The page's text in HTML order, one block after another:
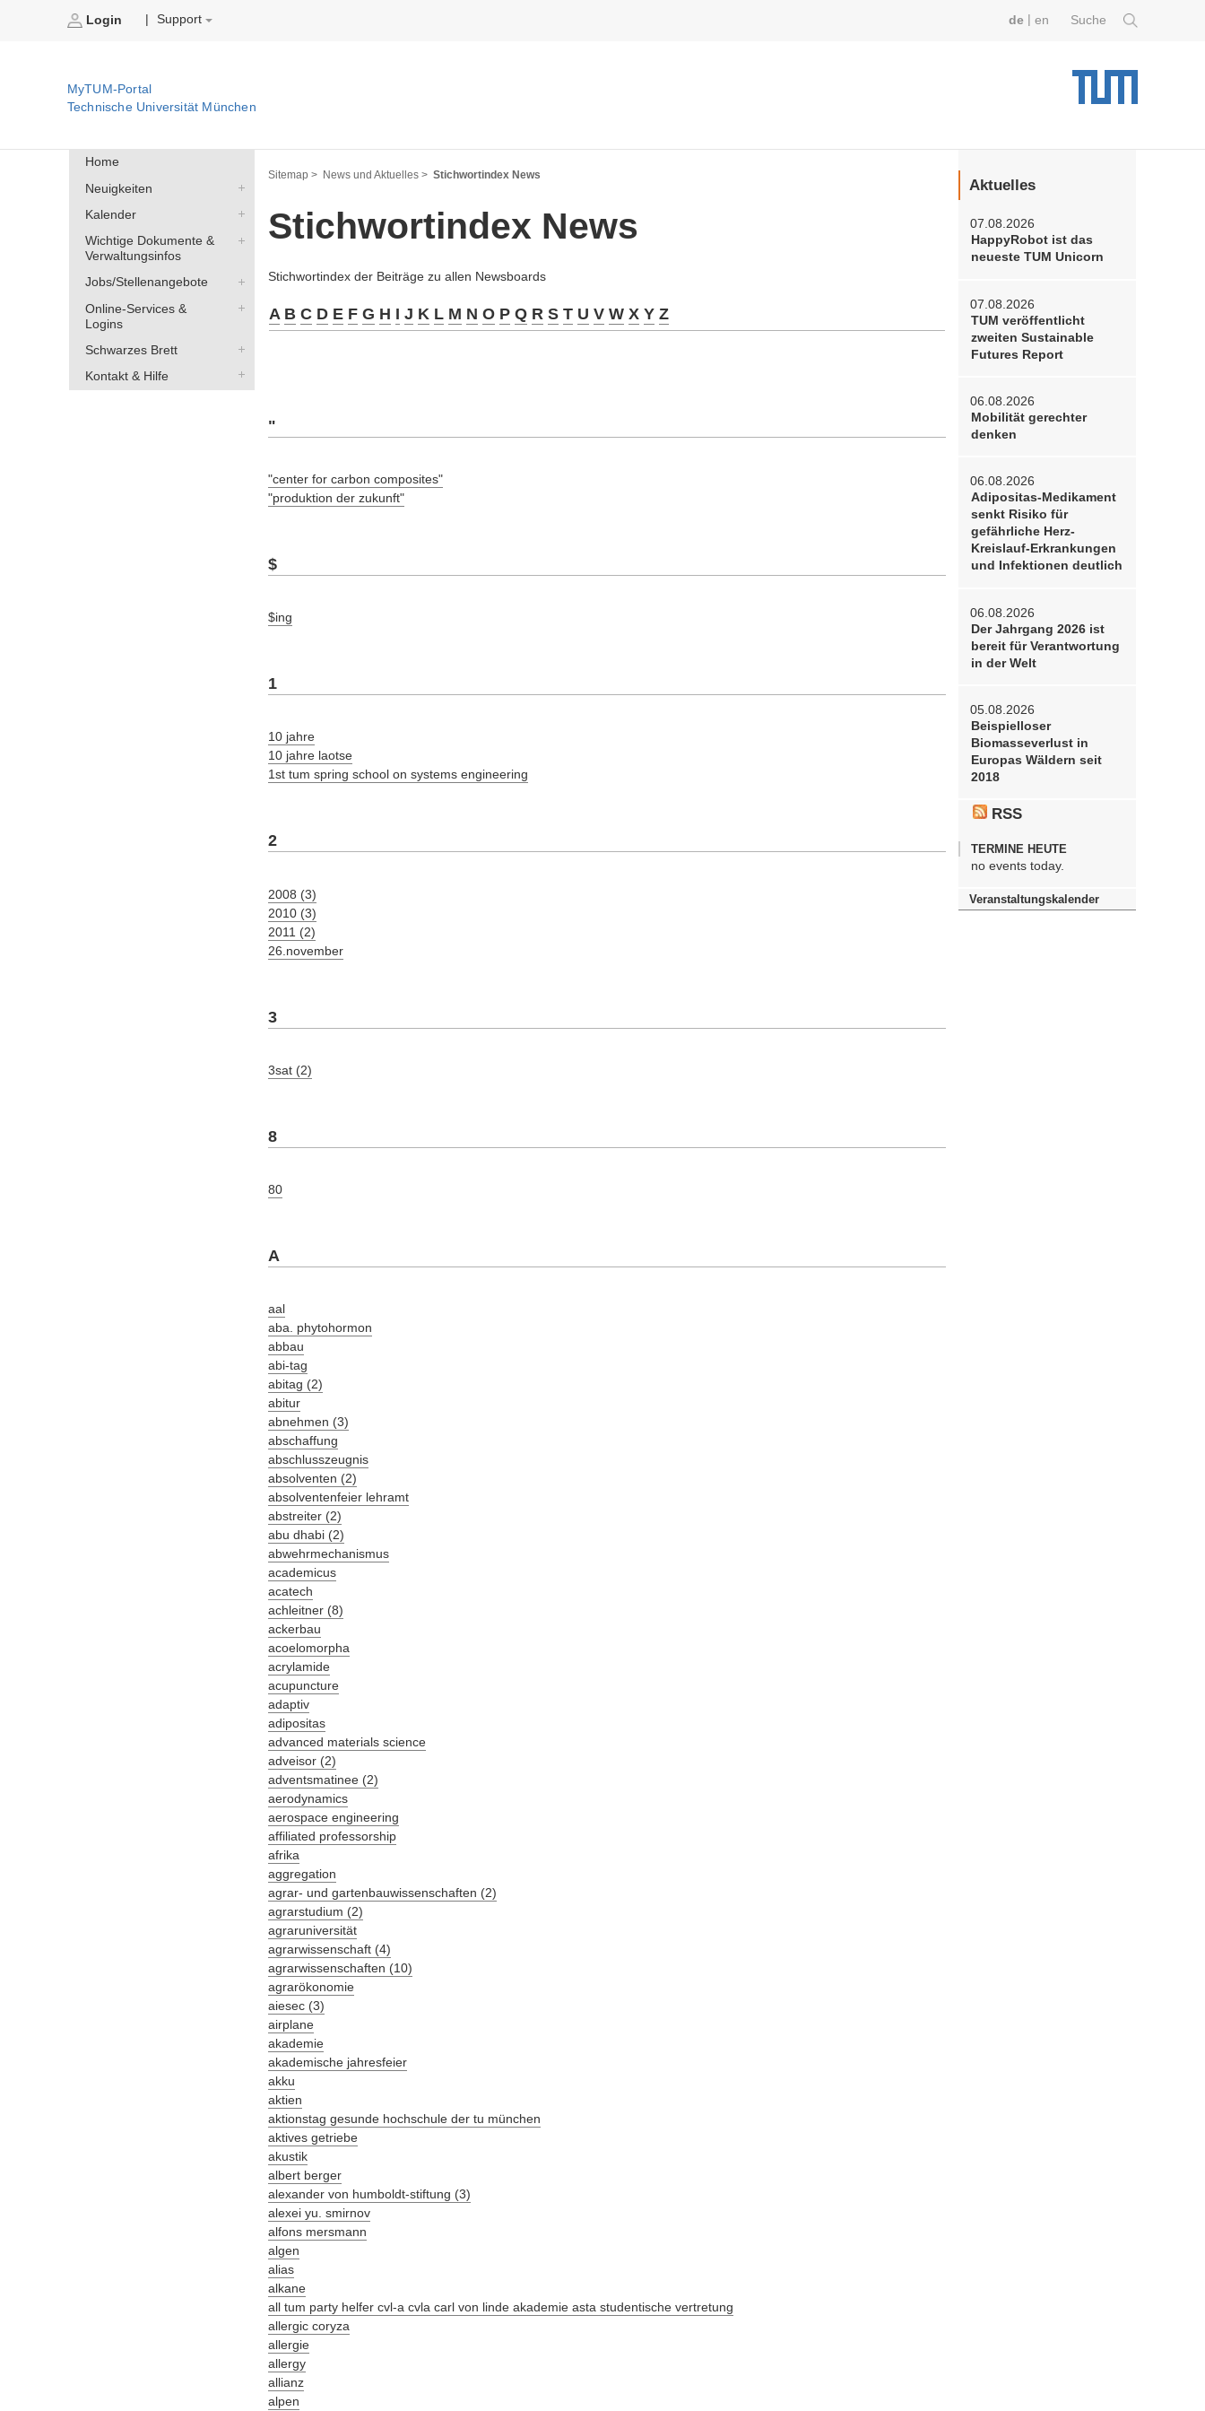
Login Support Suche
de en
MyTUM-Portal
Technische Universität München
Home
Neuigkeiten
Kalender
Wichtige Dokumente &
Verwaltungsinfos
Jobs/Stellenangebote
Online-Services &
Logins
Schwarzes Brett
Kontakt & Hilfe
Sitemap > News und Aktuelles > Stichwortindex News
Stichwortindex News
Stichwortindex der Beiträge zu allen Newsboards
A B C D E F G H I J K L M N O P Q R S T U V W X Y Z
"
"center for carbon composites"
"produktion der zukunft"
$
$ing
1
10 jahre
10 jahre laotse
1st tum spring school on systems engineering
2
2008 (3)
2010 (3)
2011 (2)
26.november
3
3sat (2)
8
80
A
aal
aba. phytohormon
abbau
abi-tag
abitag (2)
abitur
abnehmen (3)
abschaffung
abschlusszeugnis
absolventen (2)
absolventenfeier lehramt
abstreiter (2)
abu dhabi (2)
abwehrmechanismus
academicus
acatech
achleitner (8)
ackerbau
acoelomorpha
acrylamide
acupuncture
adaptiv
adipositas
advanced materials science
adveisor (2)
adventsmatinee (2)
aerodynamics
aerospace engineering
affiliated professorship
afrika
aggregation
agrar- und gartenbauwissenschaften (2)
agrarstudium (2)
agraruniversität
agrarwissenschaft (4)
agrarwissenschaften (10)
agrarökonomie
aiesec (3)
airplane
akademie
akademische jahresfeier
akku
aktien
aktionstag gesunde hochschule der tu münchen
aktives getriebe
akustik
albert berger
alexander von humboldt-stiftung (3)
alexei yu. smirnov
alfons mersmann
algen
alias
alkane
all tum party helfer cvl-a cvla carl von linde akademie asta studentische vertretung
allergic coryza
allergie
allergy
allianz
alpen
Aktuelles
07.08.2026
HappyRobot ist das
neueste TUM Unicorn
07.08.2026
TUM veröffentlicht
zweiten Sustainable
Futures Report
06.08.2026
Mobilität gerechter
denken
06.08.2026
Adipositas-Medikament
senkt Risiko für
gefährliche Herz-
Kreislauf-Erkrankungen
und Infektionen deutlich
06.08.2026
Der Jahrgang 2026 ist
bereit für Verantwortung
in der Welt
05.08.2026
Beispielloser
Biomasseverlust in
Europas Wäldern seit
2018
RSS
TERMINE HEUTE
no events today.
Veranstaltungskalender